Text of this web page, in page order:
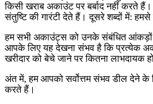
किसी खराब अकाउंट पर बर्बाद नहीं करते
संतुष्टि की गारंटी देते हैं। दूसरे शब्दों में:
हम सभी अकाउंट्स को उनके संबंधित
आपके लिए यह देखना संभव है कि प्रत्येक
खरीदार को बेचे जाने पर कितना लाभदायक
अंत में, हम आपको सर्वोत्तम संभव डील देने के
करते हैं।